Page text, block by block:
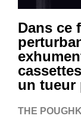
Dans ce
un
THE